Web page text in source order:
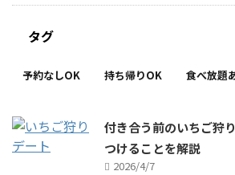
タグ
予約なしOK 持ち帰りOK 食べ放題
付き合う前のいちご狩
つけることを解説
2026/4/7